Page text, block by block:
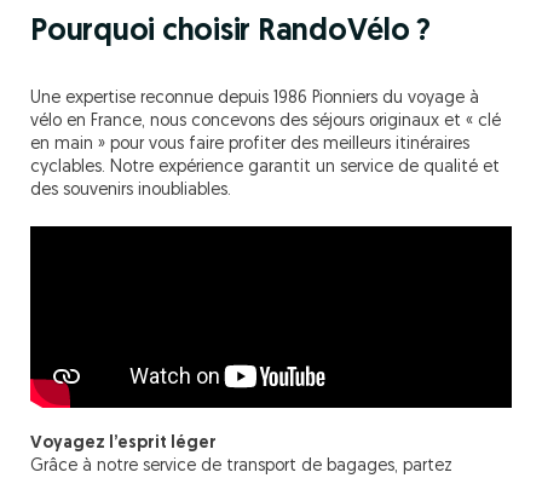
Pourquoi choisir RandoVélo ?
Une expertise reconnue depuis 1986 Pionniers du voyage à
vélo en France, nous concevons des séjours originaux et « clé
en main » pour vous faire profiter des meilleurs itinéraires
cyclables. Notre expérience garantit un service de qualité et
des souvenirs inoubliables.
Voyagez l’esprit léger
Grâce à notre service de transport de bagages, partez